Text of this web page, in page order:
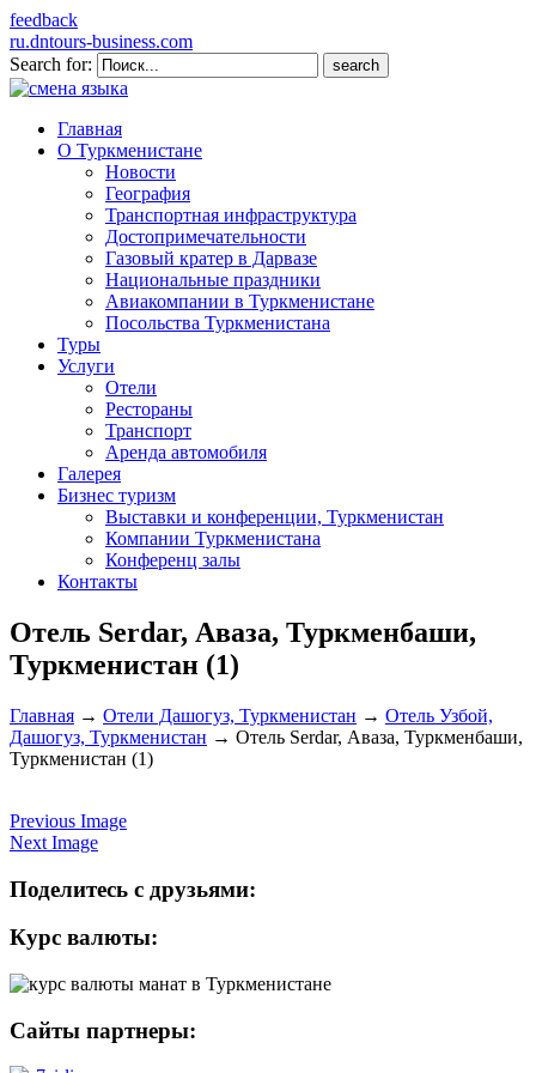
feedback
ru.dntours-business.com
Search for:
Главная
О Туркменистане
Новости
География
Транспортная инфраструктура
Достопримечательности
Газовый кратер в Дарвазе
Национальные праздники
Авиакомпании в Туркменистане
Посольства Туркменистана
Туры
Услуги
Отели
Рестораны
Транспорт
Аренда автомобиля
Галерея
Бизнес туризм
Выставки и конференции, Туркменистан
Компании Туркменистана
Конференц залы
Контакты
Отель Serdar, Аваза, Туркменбаши,
Туркменистан (1)
Главная → Отели Дашогуз, Туркменистан → Отель Узбой,
Дашогуз, Туркменистан → Отель Serdar, Аваза, Туркменбаши,
Туркменистан (1)
Previous Image
Next Image
Поделитесь с друзьями:
Курс валюты:
Сайты партнеры: